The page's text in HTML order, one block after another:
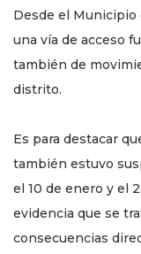
Desde el Municipio
una vía de acceso
también de
distrito.
Es para destacar
también estuvo
el 10 de enero y el
evidencia que se
consecuencias